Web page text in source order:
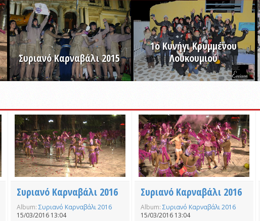
Συριανό Καρναβάλι 2015
ΠΡΟΒΟΛΗ ALBUM
1ο Κυνήγι Κρυμμένου
Λουκουμιού
ΠΡΟΒΟΛΗ ALBUM
Συριανό Καρναβάλι 2016
Album: Συριανό Καρναβάλι 2016
15/03/2016 13:04
Συριανό Καρναβάλι 2016
Album: Συριανό Καρναβάλι 2016
15/03/2016 13:04